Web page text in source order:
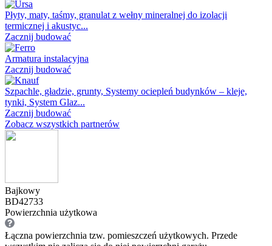
Płyty, maty, taśmy, granulat z wełny mineralnej do izolacji
termicznej i akustyc...
Zacznij budować
Armatura instalacyjna
Zacznij budować
Szpachle, gładzie, grunty, Systemy ociepleń budynków – kleje,
tynki, System Glaz...
Zacznij budować
Zobacz wszystkich partnerów
Bajkowy
BD42733
Powierzchnia użytkowa
Łączna powierzchnia tzw. pomieszczeń użytkowych. Przede